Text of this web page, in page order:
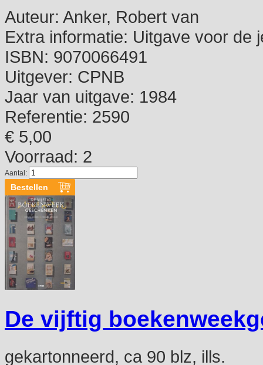
Auteur: Anker, Robert van
Extra informatie: Uitgave voor de
ISBN: 9070066491
Uitgever: CPNB
Jaar van uitgave: 1984
Referentie: 2590
€ 5,00
Voorraad: 2
Aantal:
De vijftig
gekartonneerd, ca 90 blz, ills.